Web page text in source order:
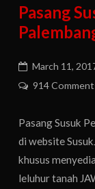
Pasang
March 11,
914
Pasang Susuk
di website
khusus
leluhur tanah